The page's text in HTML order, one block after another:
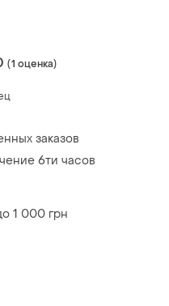
(1 оценка)
заказов
6ти часов
1 000 грн